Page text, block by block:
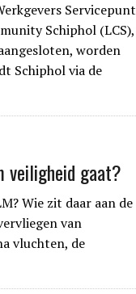
Servicepunt
Schiphol (LCS),
worden
Schiphol via de
veiligheid gaat?
Wie zit daar aan de
van
vluchten, de